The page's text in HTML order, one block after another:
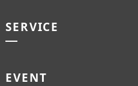
SERVICE
EVENT